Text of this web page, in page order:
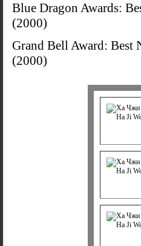
Blue Dragon Awards:
(2000)
Grand Bell Award: Best
(2000)